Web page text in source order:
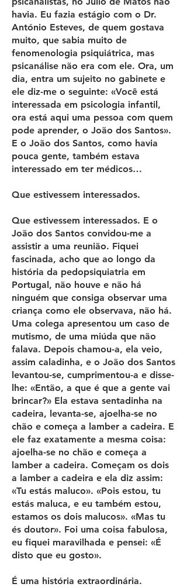
havia. Eu fazia estágio com o Dr.
António Esteves, de quem gostava
muito, que sabia muito de
fenomenologia psiquiátrica, mas
psicanálise não era com ele. Ora, um
dia, entra um sujeito no gabinete e
ele diz-me o seguinte: «Você está
interessada em psicologia infantil,
ora está aqui uma pessoa com quem
pode aprender, o João dos Santos».
E o João dos Santos, como havia
pouca gente, também estava
interessado em ter médicos…
Que estivessem interessados.
Que estivessem interessados. E o
João dos Santos convidou-me a
assistir a uma reunião. Fiquei
fascinada, acho que ao longo da
história da pedopsiquiatria em
Portugal, não houve e não há
ninguém que consiga observar uma
criança como ele observava, não há.
Uma colega apresentou um caso de
mutismo, de uma miúda que não
falava. Depois chamou-a, ela veio,
assim caladinha, e o João dos Santos
levantou-se, cumprimentou-a e disse-
lhe: «Então, a que é que a gente vai
brincar?» Ela estava sentadinha na
cadeira, levanta-se, ajoelha-se no
chão e começa a lamber a cadeira. E
ele faz exatamente a mesma coisa:
ajoelha-se no chão e começa a
lamber a cadeira. Começam os dois
a lamber a cadeira e ela diz assim:
«Tu estás maluco». «Pois estou, tu
estás maluca, e eu também estou,
estamos os dois malucos». «Mas tu
és doutor». Foi uma coisa fabulosa,
eu fiquei maravilhada e pensei: «É
disto que eu gosto».
É uma história extraordinária.